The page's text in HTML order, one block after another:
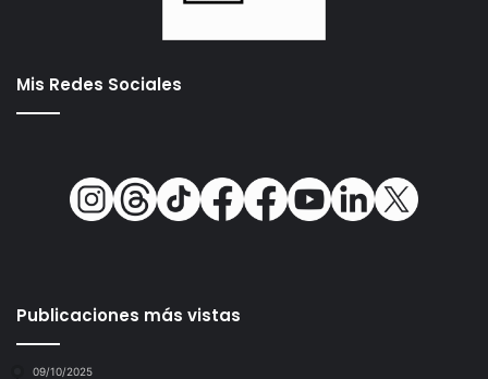
Mis Redes Sociales
Publicaciones más vistas
09/10/2025